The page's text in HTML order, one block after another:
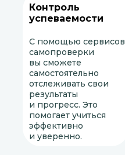
Контроль
успеваемости
С помощью сервисов
самопроверки
вы сможете
самостоятельно
отслеживать свои
результаты
и прогресс. Это
помогает учиться
эффективно
и уверенно.